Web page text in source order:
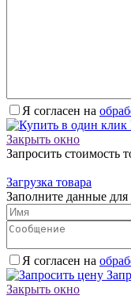
Я согласен на
Закрыть окно
Запросить стоимость
Загрузка товара
Заполните данные
Я согласен на
Закрыть окно